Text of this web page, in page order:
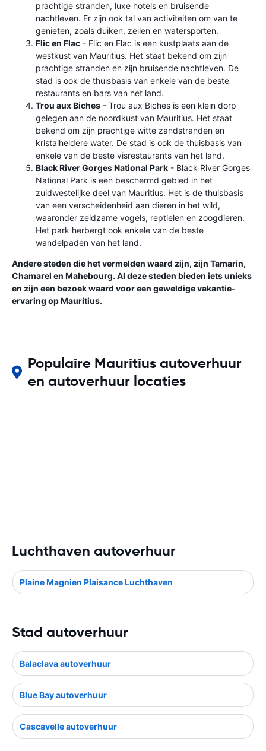
prachtige stranden, luxe hotels en bruisende
nachtleven. Er zijn ook tal van activiteiten om van te
genieten, zoals duiken, zeilen en watersporten.
Flic en Flac - Flic en Flac is een kustplaats aan de
westkust van Mauritius. Het staat bekend om zijn
prachtige stranden en zijn bruisende nachtleven. De
stad is ook de thuisbasis van enkele van de beste
restaurants en bars van het land.
Trou aux Biches - Trou aux Biches is een klein dorp
gelegen aan de noordkust van Mauritius. Het staat
bekend om zijn prachtige witte zandstranden en
kristalheldere water. De stad is ook de thuisbasis van
enkele van de beste visrestaurants van het land.
Black River Gorges National Park - Black River Gorges
National Park is een beschermd gebied in het
zuidwestelijke deel van Mauritius. Het is de thuisbasis
van een verscheidenheid aan dieren in het wild,
waaronder zeldzame vogels, reptielen en zoogdieren.
Het park herbergt ook enkele van de beste
wandelpaden van het land.
Andere steden die het vermelden waard zijn, zijn Tamarin,
Chamarel en Mahebourg. Al deze steden bieden iets unieks
en zijn een bezoek waard voor een geweldige vakantie-
ervaring op Mauritius.
Populaire Mauritius autoverhuur
en autoverhuur locaties
Luchthaven autoverhuur
Plaine Magnien Plaisance Luchthaven
Stad autoverhuur
Balaclava autoverhuur
Blue Bay autoverhuur
Cascavelle autoverhuur